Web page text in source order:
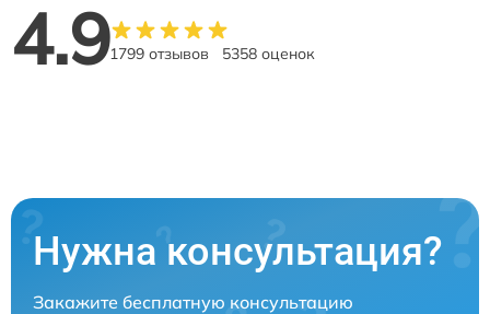
4.91799 отзывов 5358 оценок
Нужна консультация?
Закажите бесплатную консультацию